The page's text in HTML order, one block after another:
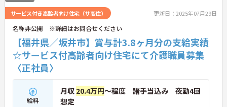
サービス付き高齢者向け住宅（サ高住） 更新日：2025年07月29日
名称非公開 ※詳細はお問合せください
【福井県／坂井市】賞与計3.8ヶ月分の支給実績
☆サービス付高齢者向け住宅にて介護職員募集
〈正社員〉
給料
月収 20.4万円～程度 諸手当込み 夜勤4回
想定